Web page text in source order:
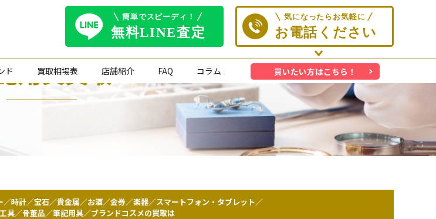
ド 買取相場表 店舗紹介 FAQ コラム 買いたい方はこちら！
用具買取
時計／宝石／貴金属／お酒／金券／楽器／スマートフォン・タブレット／
具／骨董品／筆記用具／ブランドコスメの買取は